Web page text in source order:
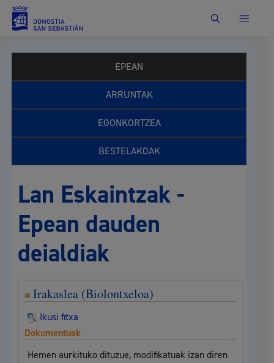
Bilatu
EPEAN
ARRUNTAK
EGONKORTZEA
BESTELAKOAK
Lan Eskaintzak -
Epean dauden
deialdiak
Irakaslea (Biolontxeloa)
Ikusi fitxa
Dokumentuak
Hemen aurkituko dituzue, modifikatuak izan diren